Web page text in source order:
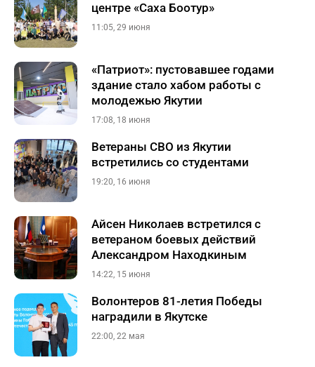
центре «Саха Боотур»
11:05, 29 июня
«Патриот»: пустовавшее годами
здание стало хабом работы с
молодежью Якутии
17:08, 18 июня
Ветераны СВО из Якутии
встретились со студентами
19:20, 16 июня
Айсен Николаев встретился с
ветераном боевых действий
Александром Находкиным
14:22, 15 июня
Волонтеров 81-летия Победы
наградили в Якутске
22:00, 22 мая